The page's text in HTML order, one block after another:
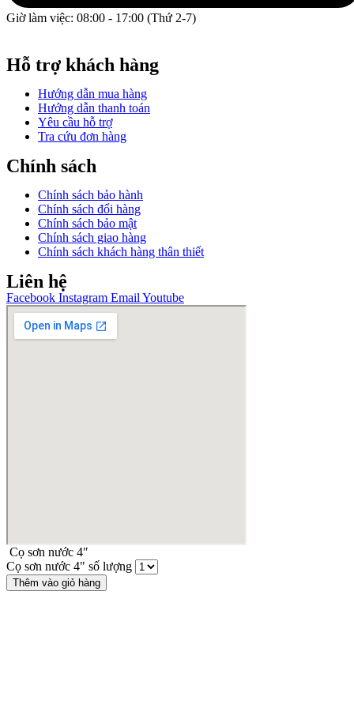
Giờ làm việc: 08:00 - 17:00 (Thứ 2-7)
Hỗ trợ khách hàng
Hướng dẫn mua hàng
Hướng dẫn thanh toán
Yêu cầu hỗ trợ
Tra cứu đơn hàng
Chính sách
Chính sách bảo hành
Chính sách đổi hàng
Chính sách bảo mật
Chính sách giao hàng
Chính sách khách hàng thân thiết
Liên hệ
Facebook Instagram Email Youtube
Cọ sơn nước 4″
Cọ sơn nước 4" số lượng
Thêm vào giỏ hàng